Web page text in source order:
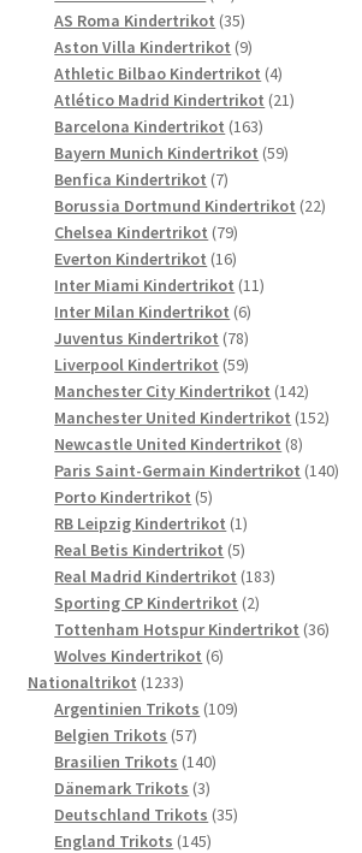
Produkte
AS Roma Kindertrikot 3535
Produkte
Aston Villa Kindertrikot 99
Produkte
Athletic Bilbao Kindertrikot 44
Produkte
Atlético Madrid Kindertrikot 2121
Barcelona Kindertrikot 163163
Produkte
Bayern Munich Kindertrikot 5959
Benfica Kindertrikot 77
Produkte
Borussia Dortmund Kindertrikot 2222
Chelsea Kindertrikot 7979
Produkte
Everton Kindertrikot 1616
Produkte
Inter Miami Kindertrikot 1111
Inter Milan Kindertrikot 66
Produkte
Juventus Kindertrikot 7878
Produkte
Liverpool Kindertrikot 5959
Produkte
Manchester City Kindertrikot 142142
Produkte
Manchester United Kindertrikot 152152
Newcastle United Kindertrikot 88
Produkte
Paris Saint-Germain Kindertrikot 140140
Porto Kindertrikot 55
Produkte
RB Leipzig Kindertrikot 11
Produkt
Real Betis Kindertrikot 55
Produkte
Real Madrid Kindertrikot 183183
Sporting CP Kindertrikot 22
Produkte
Tottenham Hotspur Kindertrikot 3636
Wolves Kindertrikot 66
Nationaltrikot 12331233
Produkte
Argentinien Trikots 109109
Belgien Trikots 5757
Produkte
Brasilien Trikots 140140
Dänemark Trikots 33
Produkte
Deutschland Trikots 3535
England Trikots 145145